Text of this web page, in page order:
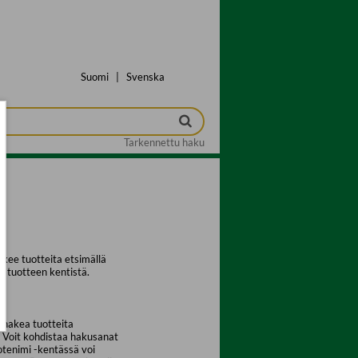
Suomi Svenska
Tarkennettu haku
tuotteita etsimällä
tuotteen kentistä.
hakea tuotteita
kohdistaa hakusanat
-kentässä voi